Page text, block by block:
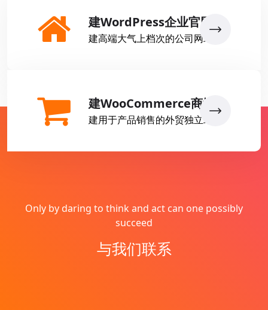
建WordPress企业官网
建高端大气上档次的公司网站
建WooCommerce商城
建用于产品销售的外贸独立站
Only by daring to think and act can one possibly
succeed
与我们联系